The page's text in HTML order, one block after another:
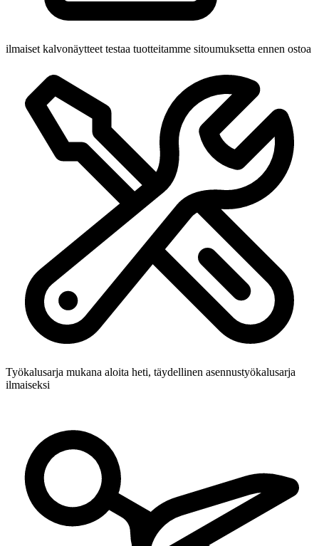
ilmaiset kalvonäytteet testaa tuotteitamme sitoumuksetta ennen ostoa
Työkalusarja mukana aloita heti, täydellinen asennustyökalusarja
ilmaiseksi